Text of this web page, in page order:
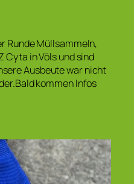
Runde Müllsammeln,
Cyta in Völs und sind
Ausbeute war nicht
kommen Infos